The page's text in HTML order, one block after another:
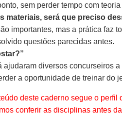
sem perder tempo com
materiais, será que preciso
importantes, mas a prática faz
questões parecidas antes.
ajudaram diversos concurseiros
a oportunidade de treinar do
deste caderno segue o perfil
conferir as disciplinas antes